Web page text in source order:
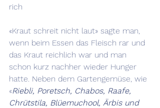
rich
«Kraut schreit nicht laut» sagte man,
wenn beim Essen das Fleisch rar und
das Kraut reichlich war und man
schon kurz nachher wieder Hunger
hatte. Neben dem Gartengemüse, wie
«Riebli, Poretsch, Chabos, Raafe,
Chrütstila, Blüemuchool, Ärbis und